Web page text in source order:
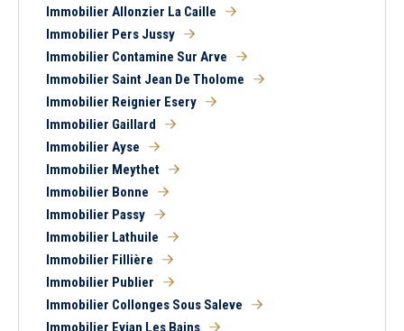
Immobilier Allonzier La Caille
Immobilier Pers Jussy
Immobilier Contamine Sur Arve
Immobilier Saint Jean De Tholome
Immobilier Reignier Esery
Immobilier Gaillard
Immobilier Ayse
Immobilier Meythet
Immobilier Bonne
Immobilier Passy
Immobilier Lathuile
Immobilier Fillière
Immobilier Publier
Immobilier Collonges Sous Saleve
Immobilier Evian Les Bains